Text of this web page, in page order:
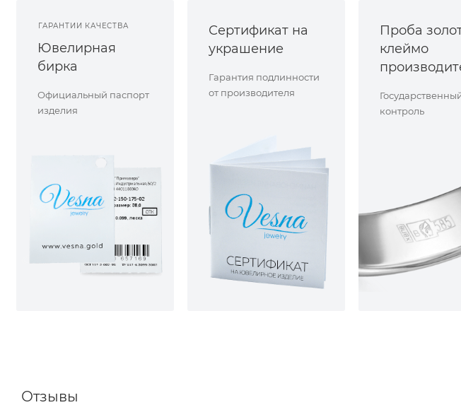
ГАРАНТИИ КАЧЕСТВА
Ювелирная
бирка
Официальный паспорт
изделия
Сертификат на
украшение
Гарантия подлинности
от производителя
Проба
клеймо
контроль
Отзывы